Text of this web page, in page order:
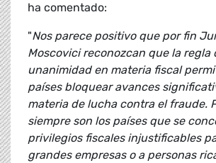
ha comentado:
"Nos parece positivo que por fin
Moscovici reconozcan que la regla
unanimidad en materia fiscal
países bloquear avances
materia de lucha contra el fraude.
siempre son los países que se
privilegios fiscales injustificables
grandes empresas o a personas